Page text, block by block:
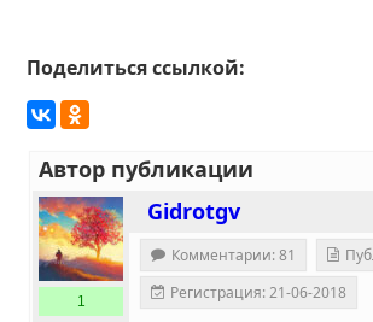
Поделиться ссылкой:
Автор публикации
Gidrotgv
1
Комментарии: 81
Регистрация: 21-06-2018